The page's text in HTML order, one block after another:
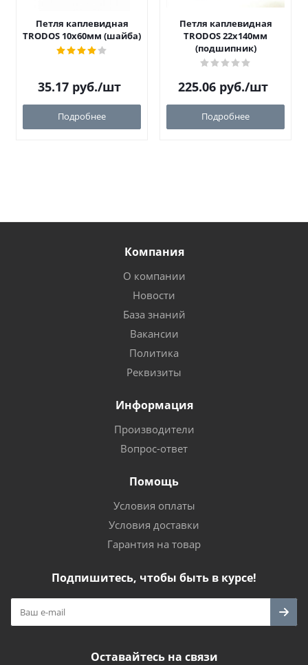
Петля каплевидная
TRODOS 10х60мм (шайба)
35.17 руб./шт
Подробнее
Петля каплевидная
TRODOS 22х140мм
(подшипник)
225.06 руб./шт
Подробнее
Компания
О компании
Новости
База знаний
Вакансии
Политика
Реквизиты
Информация
Производители
Вопрос-ответ
Помощь
Условия оплаты
Условия доставки
Гарантия на товар
Подпишитесь, чтобы быть в курсе!
Оставайтесь на связи